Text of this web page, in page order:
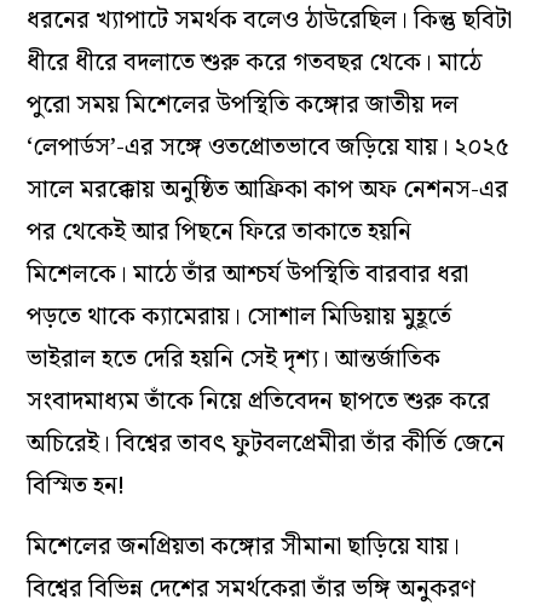
ধরনের খ্যাপাটে সমর্থক বলেও ঠাউরেছিল। কিন্তু ছবিটা
ধীরে ধীরে বদলাতে শুরু করে গতবছর থেকে। মাঠে
পুরো সময় মিশেলের উপস্থিতি কঙ্গোর জাতীয় দল
‘লেপার্ডস’-এর সঙ্গে ওতপ্রোতভাবে জড়িয়ে যায়। ২০২৫
সালে মরক্কোয় অনুষ্ঠিত আফ্রিকা কাপ অফ নেশনস-এর
পর থেকেই আর পিছনে ফিরে তাকাতে হয়নি
মিশেলকে। মাঠে তাঁর আশ্চর্য উপস্থিতি বারবার ধরা
পড়তে থাকে ক্যামেরায়। সোশাল মিডিয়ায় মুহূর্তে
ভাইরাল হতে দেরি হয়নি সেই দৃশ্য। আন্তর্জাতিক
সংবাদমাধ্যম তাঁকে নিয়ে প্রতিবেদন ছাপতে শুরু করে
অচিরেই। বিশ্বের তাবৎ ফুটবলপ্রেমীরা তাঁর কীর্তি জেনে
বিস্মিত হন!
মিশেলের জনপ্রিয়তা কঙ্গোর সীমানা ছাড়িয়ে যায়।
বিশ্বের বিভিন্ন দেশের সমর্থকেরা তাঁর ভঙ্গি অনুকরণ